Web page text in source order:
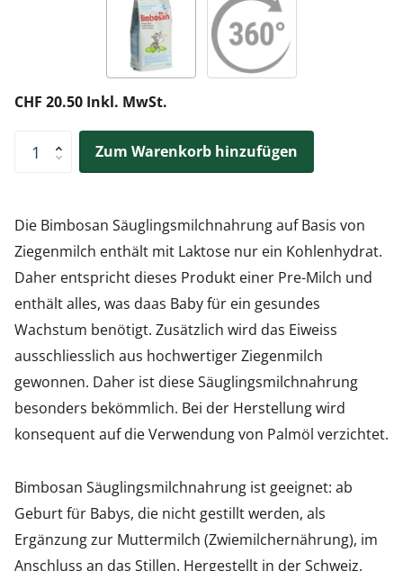
CHF 20.50 Inkl. MwSt.
Zum Warenkorb hinzufügen
Die Bimbosan Säuglingsmilchnahrung auf Basis von
Ziegenmilch enthält mit Laktose nur ein Kohlenhydrat.
Daher entspricht dieses Produkt einer Pre-Milch und
enthält alles, was daas Baby für ein gesundes
Wachstum benötigt. Zusätzlich wird das Eiweiss
ausschliesslich aus hochwertiger Ziegenmilch
gewonnen. Daher ist diese Säuglingsmilchnahrung
besonders bekömmlich. Bei der Herstellung wird
konsequent auf die Verwendung von Palmöl verzichtet.
Bimbosan Säuglingsmilchnahrung ist geeignet: ab
Geburt für Babys, die nicht gestillt werden, als
Ergänzung zur Muttermilch (Zwiemilchernährung), im
Anschluss an das Stillen. Hergestellt in der Schweiz.